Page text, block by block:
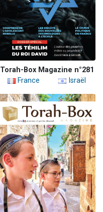
Torah-Box Magazine n°281
France
Israël